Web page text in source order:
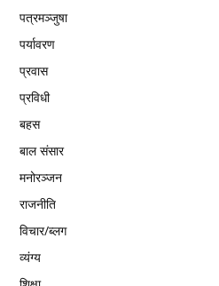
पत्रमञ्जुषा
पर्यावरण
प्रवास
प्रविधी
बहस
बाल संसार
मनोरञ्जन
राजनीति
विचार/ब्लग
व्यंग्य